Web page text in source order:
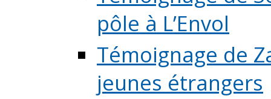
pôle à L’Envol
Témoignage de
jeunes étrangers